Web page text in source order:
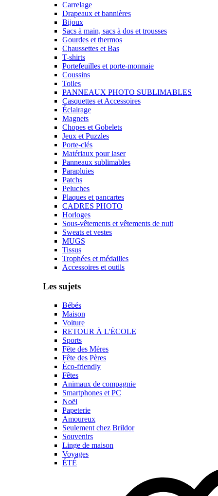
Carrelage
Drapeaux et bannières
Bijoux
Sacs à main, sacs à dos et trousses
Gourdes et thermos
Chaussettes et Bas
T-shirts
Portefeuilles et porte-monnaie
Coussins
Toiles
PANNEAUX PHOTO SUBLIMABLES
Casquettes et Accessoires
Éclairage
Magnets
Chopes et Gobelets
Jeux et Puzzles
Porte-clés
Matériaux pour laser
Panneaux sublimables
Parapluies
Patchs
Peluches
Plaques et pancartes
CADRES PHOTO
Horloges
Sous-vêtements et vêtements de nuit
Sweats et vestes
MUGS
Tissus
Trophées et médailles
Accessoires et outils
Les sujets
Bébés
Maison
Voiture
RETOUR À L'ÉCOLE
Sports
Fête des Mères
Fête des Pères
Éco-friendly
Fêtes
Animaux de compagnie
Smartphones et PC
Noël
Papeterie
Amoureux
Seulement chez Brildor
Souvenirs
Linge de maison
Voyages
ÉTÉ